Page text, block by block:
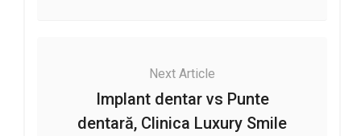
Next Article
Implant dentar vs Punte
dentară, Clinica Luxury Smile